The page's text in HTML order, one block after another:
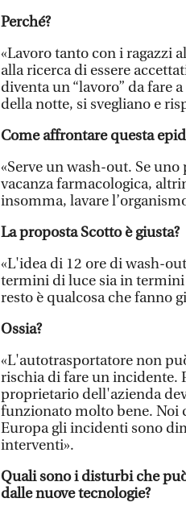
Perché?
«Lavoro tanto con i ragazzi
alla ricerca di essere
diventa un “lavoro” da fare
della notte, si svegliano e
Come affrontare questa
«Serve un wash-out. Se
vacanza farmacologica,
insomma, lavare
La proposta Scotto è giusta?
«L'idea di 12 ore di wash-
termini di luce sia in
resto è qualcosa che fanno
Ossia?
«L'autotrasportatore non
rischia di fare un incidente.
proprietario dell'azienda
funzionato molto bene. Noi
Europa gli incidenti sono
interventi».
Quali sono i disturbi che
dalle nuove tecnologie?